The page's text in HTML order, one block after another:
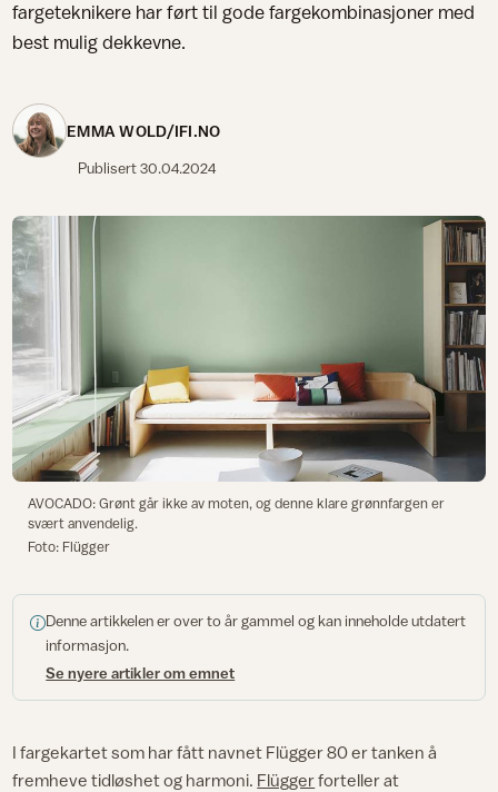
fargeteknikere har ført til gode fargekombinasjoner med
best mulig dekkevne.
EMMA WOLD/IFI.NO
Publisert30.04.2024
AVOCADO: Grønt går ikke av moten, og denne klare grønnfargen er
svært anvendelig.
Foto: Flügger
Denne artikkelen er over to år gammel og kan inneholde utdatert
informasjon.
Se nyere artikler om emnet
I fargekartet som har fått navnet Flügger 80 er tanken å
fremheve tidløshet og harmoni. Flüggerforteller at